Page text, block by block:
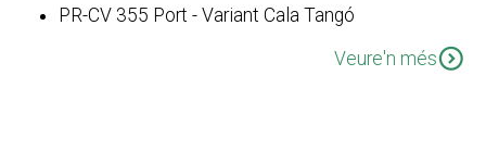
PR-CV 355 Port - Variant Cala Tangó
Veure'n mésexpand_circle_down